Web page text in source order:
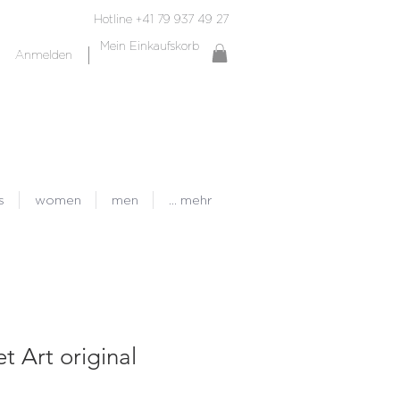
Hotline +41 79 937 49 27
Mein Einkaufskorb
Anmelden
women men ... mehr
Art original